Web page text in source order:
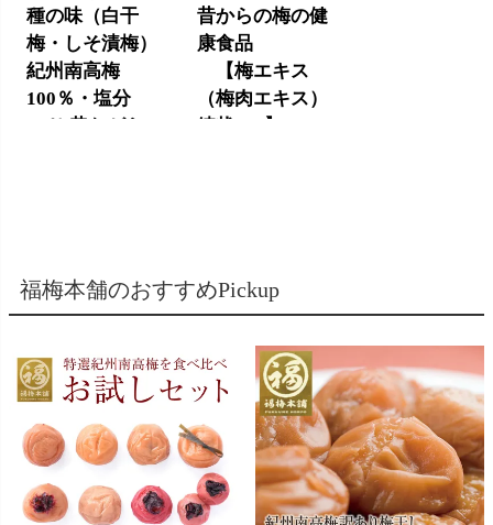
種の味（白干
梅・しそ漬梅）
紀州南高梅
100％・塩分
20％ 昔ながらの
昔からの梅の健
康食品
【梅エキス
（梅肉エキス）
練状45g】
福梅本舗のおすすめPickup